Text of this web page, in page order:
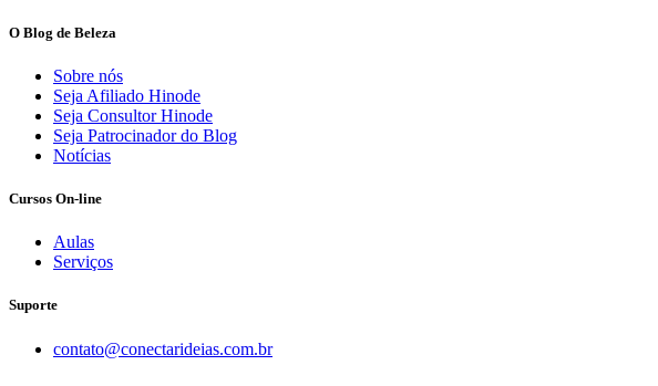
O Blog de Beleza
Sobre nós
Seja Afiliado Hinode
Seja Consultor Hinode
Seja Patrocinador do Blog
Notícias
Cursos On-line
Aulas
Serviços
Suporte
contato@conectarideias.com.br